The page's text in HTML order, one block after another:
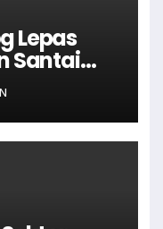
Lepas
Santai
ke-81